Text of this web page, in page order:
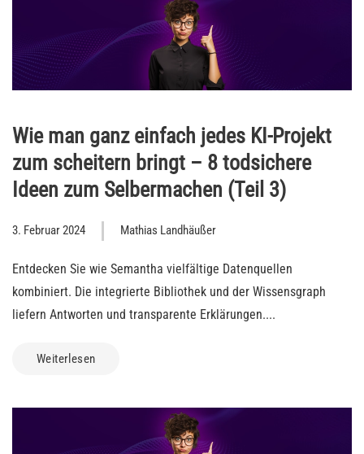
Wie man ganz einfach jedes KI-Projekt
zum scheitern bringt – 8 todsichere
Ideen zum Selbermachen (Teil 3)
3. Februar 2024 Mathias Landhäußer
Entdecken Sie wie Semantha vielfältige Datenquellen
kombiniert. Die integrierte Bibliothek und der Wissensgraph
liefern Antworten und transparente Erklärungen....
Weiterlesen